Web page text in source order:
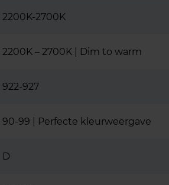
2200K-2700K
2200K – 2700K | Dim to warm
922-927
90-99 | Perfecte kleurweergave
D